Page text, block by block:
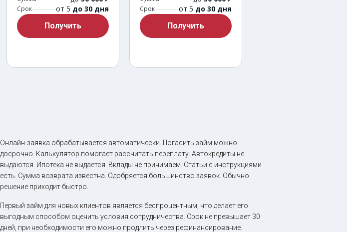
Срок от 5 до 30 дня
Получить
Срок от 5 до 30 дня
Получить
Онлайн-заявка обрабатывается автоматически. Погасить займ можно
досрочно. Калькулятор помогает рассчитать переплату. Автокредиты не
выдаются. Ипотека не выдается. Вклады не принимаем. Статьи с инструкциями
есть. Сумма возврата известна. Одобряется большинство заявок. Обычно
решение приходит быстро.
Первый займ для новых клиентов является беспроцентным, что делает его
выгодным способом оценить условия сотрудничества. Срок не превышает 30
дней, при необходимости его можно продлить через рефинансирование.